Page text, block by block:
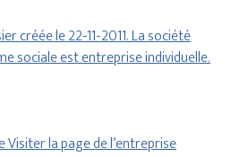
créée le 22-11-2011. La société
sociale est entreprise individuelle.
Visiter la page de l’entreprise